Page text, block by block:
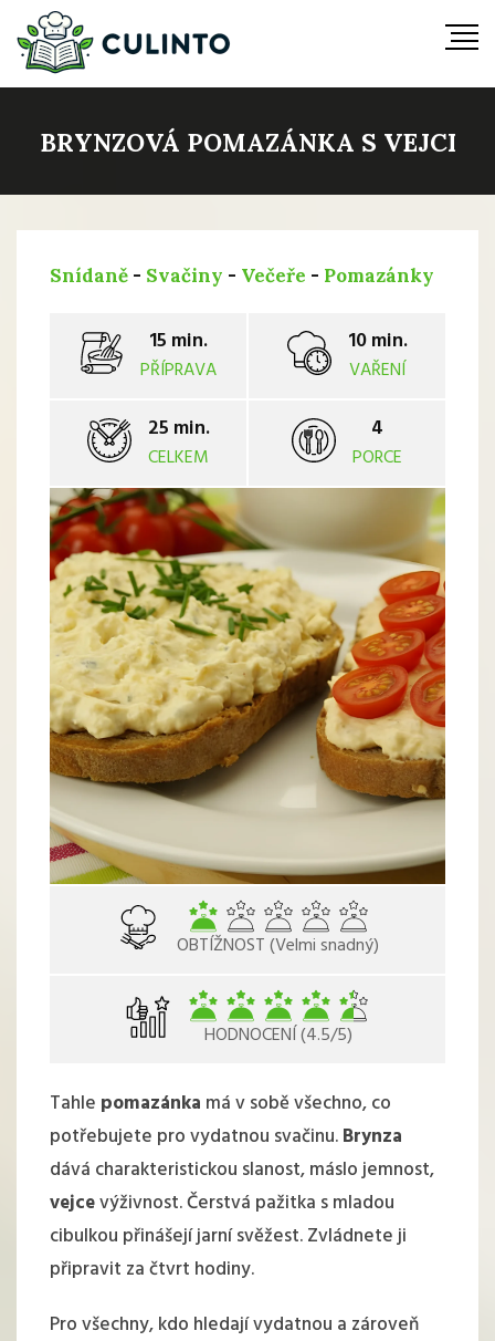
BRYNZOVÁ POMAZÁNKA S VEJCI
Snídaně - Svačiny - Večeře - Pomazánky
15 min.
PŘÍPRAVA
10 min.
VAŘENÍ
25 min.
CELKEM
4
PORCE
OBTÍŽNOST (Velmi snadný)
HODNOCENÍ (4.5/5)
Tahle pomazánka má v sobě všechno, co
potřebujete pro vydatnou svačinu.Brynza
dává charakteristickou slanost, máslo jemnost,
vejcevýživnost. Čerstvá pažitka s mladou
cibulkou přinášejí jarní svěžest. Zvládnete ji
připravit za čtvrt hodiny.
Pro všechny, kdo hledají vydatnou a zároveň